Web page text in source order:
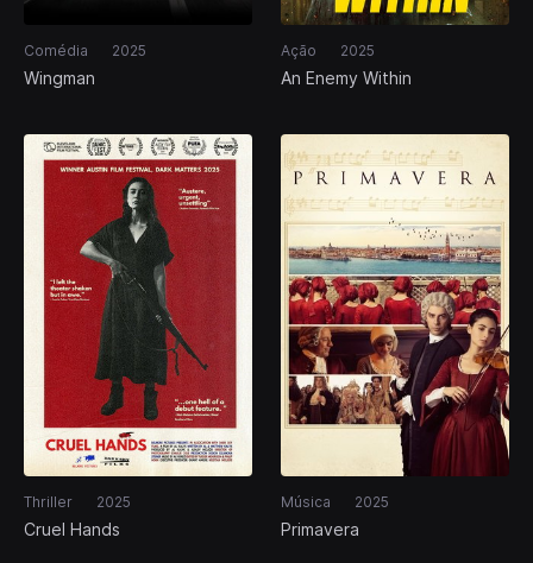
Comédia 2025
Wingman
Ação 2025
An Enemy Within
Thriller 2025
Cruel Hands
Música 2025
Primavera